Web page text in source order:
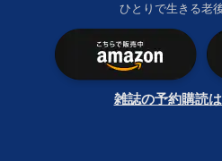
ひとりで生きる老
雑誌の予約購読